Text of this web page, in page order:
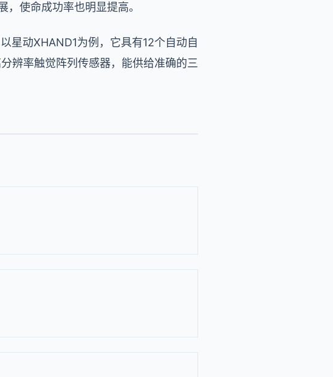
使命成功率也明显提高。
星动XHAND1为例，它具有12个自动自
辨率触觉阵列传感器，能供给准确的三